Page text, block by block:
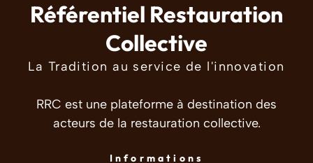
Référentiel Restauration
Collective
La Tradition au service de l'innovation
RRC est une plateforme à destination des
acteurs de la restauration collective.
Informations